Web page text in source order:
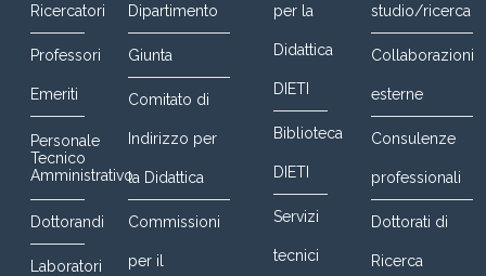
Ricercatori
Professori
Emeriti
Personale
Tecnico
Amministrativo
Dottorandi
Laboratori
Dipartimento
Giunta
Comitato di
Indirizzo per
la Didattica
Commissioni
per il
per la
Didattica
DIETI
Biblioteca
DIETI
Servizi
tecnici
studio/ricerca
Collaborazioni
esterne
Consulenze
professionali
Dottorati di
Ricerca